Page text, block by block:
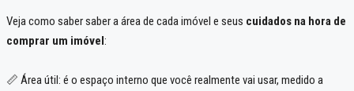
Veja como saber saber a área de cada imóvel e seus cuidados na hora de
comprar um imóvel:
📏 Área útil: é o espaço interno que você realmente vai usar, medido a